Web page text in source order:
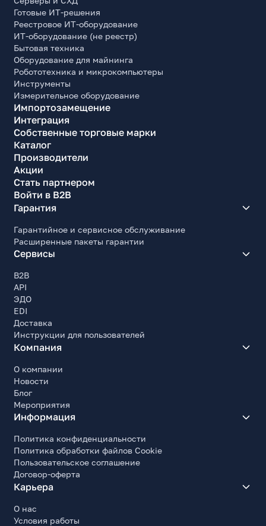
Белый
Основной цвет корпуса внутри
Белый
Наличие прозрачных панелей
Да
Материал корпуса
Сталь, закаленное стекло
Материал лицевой панели
Закаленное стекло
Электропитание
Наличие блока питания
Нет
Форм-фактор совместимого блока питания
Месторасположение блока питания
Горизонтальное, в задней нижней части корпуса.
Максимальная длина блока питания, мм
240
Прочие характеристики
Особенности
При установке бокового радиатора макс.длина в/
карты сокращается до 270мм
Ширина, мм
245
448
475
Вес, кг
8.95
Комплект поставки
Корпус, комплект кабелей, крепежный комплект,
документация, Riser-кабель
Готовые ИТ-решения
Реестровое ИТ-оборудование
ИТ-оборудование (не реестр)
Бытовая техника
Оборудование для майнинга
Робототехника и микрокомпьютеры
Инструменты
Измерительное оборудование
Импортозамещение
Интеграция
Собственные торговые марки
Каталог
Производители
Акции
Стать партнером
Войти в B2B
Гарантия
Гарантийное и сервисное обслуживание
Расширенные пакеты гарантии
Сервисы
B2B
API
ЭДО
EDI
Доставка
Инструкции для пользователей
Компания
О компании
Новости
Блог
Мероприятия
Информация
Политика конфиденциальности
Политика обработки файлов Cookie
Пользовательское соглашение
Договор-оферта
Карьера
О нас
Условия работы